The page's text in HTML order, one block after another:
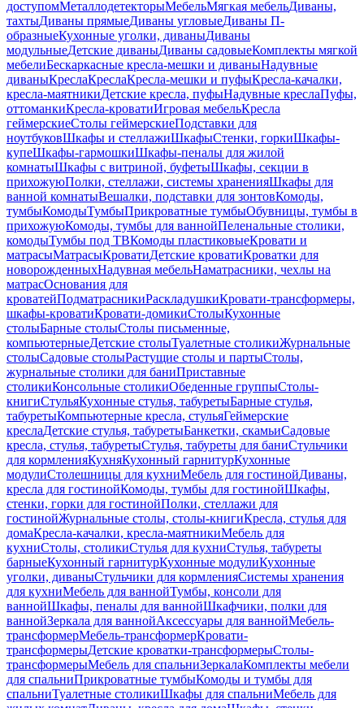
доступомМеталлодетекторыМебельМягкая мебельДиваны,
тахтыДиваны прямыеДиваны угловыеДиваны П-
образныеКухонные уголки, диваныДиваны
модульныеДетские диваныДиваны садовыеКомплекты мягкой
мебелиБескаркасные кресла-мешки и диваныНадувные
диваныКреслаКреслаКресла-мешки и пуфыКресла-качалки,
кресла-маятникиДетские кресла, пуфыНадувные креслаПуфы,
оттоманкиКресла-кроватиИгровая мебельКресла
геймерскиеСтолы геймерскиеПодставки для
ноутбуковШкафы и стеллажиШкафыСтенки, горкиШкафы-
купеШкафы-гармошкиШкафы-пеналы для жилой
комнатыШкафы с витриной, буфетыШкафы, секции в
прихожуюПолки, стеллажи, системы храненияШкафы для
ванной комнатыВешалки, подставки для зонтовКомоды,
тумбыКомодыТумбыПрикроватные тумбыОбувницы, тумбы в
прихожуюКомоды, тумбы для ваннойПеленальные столики,
комодыТумбы под ТВКомоды пластиковыеКровати и
матрасыМатрасыКроватиДетские кроватиКроватки для
новорожденныхНадувная мебельНаматрасники, чехлы на
матрасОснования для
кроватейПодматрасникиРаскладушкиКровати-трансформеры,
шкафы-кроватиКровати-домикиСтолыКухонные
столыБарные столыСтолы письменные,
компьютерныеДетские столыТуалетные столикиЖурнальные
столыСадовые столыРастущие столы и партыСтолы,
журнальные столики для баниПриставные
столикиКонсольные столикиОбеденные группыСтолы-
книгиСтульяКухонные стулья, табуретыБарные стулья,
табуретыКомпьютерные кресла, стульяГеймерские
креслаДетские стулья, табуретыБанкетки, скамьиСадовые
кресла, стулья, табуретыСтулья, табуреты для баниСтульчики
для кормленияКухняКухонный гарнитурКухонные
модулиСтолешницы для кухниМебель для гостинойДиваны,
кресла для гостинойКомоды, тумбы для гостинойШкафы,
стенки, горки для гостинойПолки, стеллажи для
гостинойЖурнальные столы, столы-книгиКресла, стулья для
домаКресла-качалки, кресла-маятникиМебель для
кухниСтолы, столикиСтулья для кухниСтулья, табуреты
барныеКухонный гарнитурКухонные модулиКухонные
уголки, диваныСтульчики для кормленияСистемы хранения
для кухниМебель для ваннойТумбы, консоли для
ваннойШкафы, пеналы для ваннойШкафчики, полки для
ваннойЗеркала для ваннойАксессуары для ваннойМебель-
трансформерМебель-трансформерКровати-
трансформерыДетские кроватки-трансформерыСтолы-
трансформерыМебель для спальниЗеркалаКомплекты мебели
для спальниПрикроватные тумбыКомоды и тумбы для
спальниТуалетные столикиШкафы для спальниМебель для